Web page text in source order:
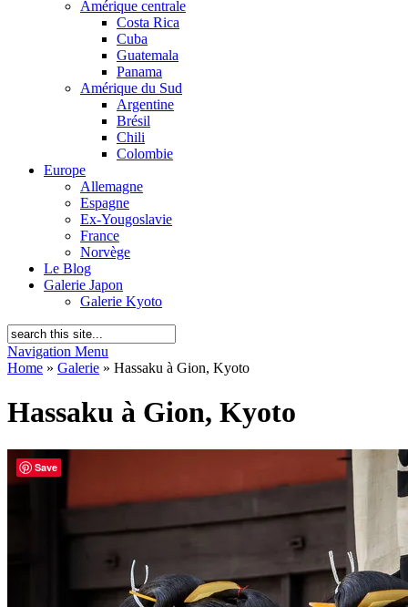
Amérique centrale
Costa Rica
Cuba
Guatemala
Panama
Amérique du Sud
Argentine
Brésil
Chili
Colombie
Europe
Allemagne
Espagne
Ex-Yougoslavie
France
Norvège
Le Blog
Galerie Japon
Galerie Kyoto
Navigation Menu
Home » Galerie » Hassaku à Gion, Kyoto
Hassaku à Gion, Kyoto
Save